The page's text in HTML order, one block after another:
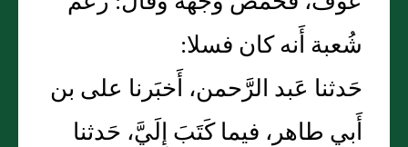
شُعبة أَنه كان فسلا:
حَدثنا عَبد الرَّحمن، أَخبَرنا على بن
أَبي طاهر، فيما كَتَبَ إِلَيَّ، حَدثنا